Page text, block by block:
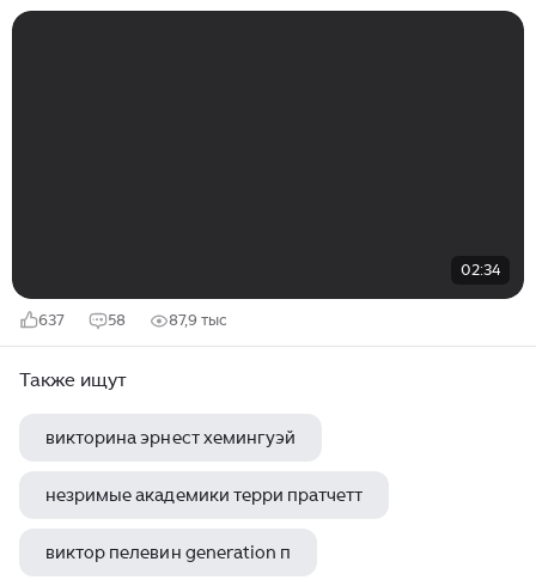
02:34
637 58 87,9 тыс
Также ищут
викторина эрнест хемингуэй
незримые академики терри пратчетт
виктор пелевин generation п